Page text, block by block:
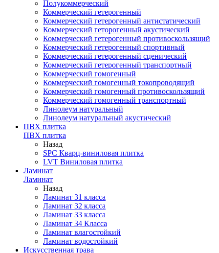
Полукоммерческий
Коммерческий гетерогенный
Коммерческий гетерогенный антистатический
Коммерческий геторогенный акустический
Коммерческий гетерогенный противоскользящий
Коммерческий гетерогенный спортивный
Коммерческий гетерогенный сценический
Коммерческий гетерогенный транспортный
Коммерческий гомогенный
Коммерческий гомогенный токопроводящий
Коммерческий гомогенный противоскользящий
Коммерческий гомогенный транспортный
Линолеум натуральный
Линолеум натуральный акустический
ПВХ плитка
ПВХ плитка
Назад
SPC Кварц-виниловая плитка
LVT Виниловая плитка
Ламинат
Ламинат
Назад
Ламинат 31 класса
Ламинат 32 класса
Ламинат 33 класса
Ламинат 34 Класса
Ламинат влагостойкий
Ламинат водостойкий
Искусственная трава